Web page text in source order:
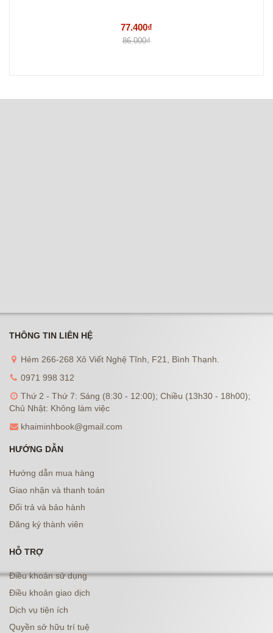
77.400₫
86.000₫
THÔNG TIN LIÊN HỆ
Hẻm 266-268 Xô Viết Nghệ Tĩnh, F21, Bình Thạnh.
0971 998 312
Thứ 2 - Thứ 7: Sáng (8:30 - 12:00); Chiều (13h30 - 18h00);
Chủ Nhật: Không làm việc
khaiminhbook@gmail.com
HƯỚNG DẪN
Hướng dẫn mua hàng
Giao nhận và thanh toán
Đổi trả và bảo hành
Đăng ký thành viên
HỖ TRỢ
Điều khoản sử dụng
Điều khoản giao dịch
Dịch vụ tiện ích
Quyền sở hữu trí tuệ